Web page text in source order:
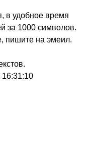
в удобное время
за 1000 символов.
пишите на эмеил.
16:31:10